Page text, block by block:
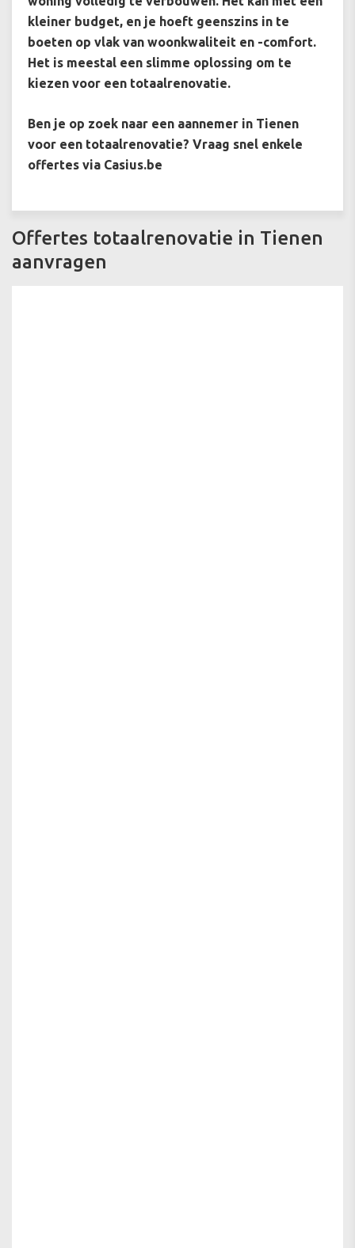
kleiner budget, en je hoeft geenszins in te
boeten op vlak van woonkwaliteit en -comfort.
Het is meestal een slimme oplossing om te
kiezen voor een totaalrenovatie.
Ben je op zoek naar een aannemer in Tienen
voor een totaalrenovatie? Vraag snel enkele
offertes via Casius.be
Offertes totaalrenovatie in Tienen
aanvragen